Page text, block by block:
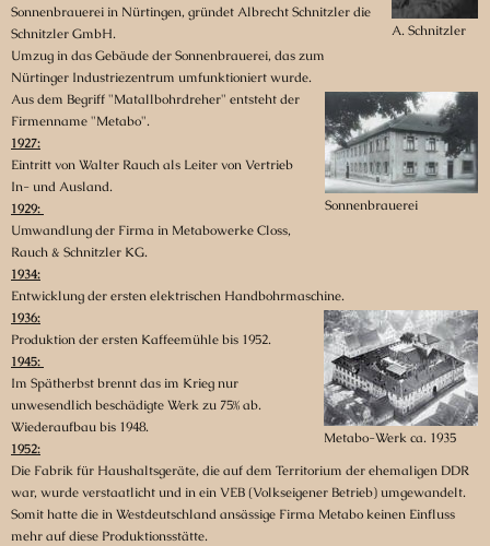
A. Schnitzler
Sonnenbrauerei in Nürtingen, gründet Albrecht Schnitzler die
Schnitzler GmbH.
Umzug in das Gebäude der Sonnenbrauerei, das zum
Nürtinger Industriezentrum umfunktioniert wurde.
Sonnenbrauerei
Aus dem Begriff "Matallbohrdreher" entsteht der
Firmenname "Metabo".
1927:
Eintritt von Walter Rauch als Leiter von Vertrieb
In- und Ausland.
1929:
Umwandlung der Firma in Metabowerke Closs,
Rauch & Schnitzler KG.
1934:
Entwicklung der ersten elektrischen Handbohrmaschine.
Metabo-Werk ca. 1935
1936:
Produktion der ersten Kaffeemühle bis 1952.
1945:
Im Spätherbst brennt das im Krieg nur
unwesendlich beschädigte Werk zu 75% ab.
Wiederaufbau bis 1948.
1952:
Die Fabrik für Haushaltsgeräte, die auf dem Territorium der ehemaligen DDR
war, wurde verstaatlicht und in ein VEB (Volkseigener Betrieb) umgewandelt.
Somit hatte die in Westdeutschland ansässige Firma Metabo keinen Einfluss
mehr auf diese Produktionsstätte.